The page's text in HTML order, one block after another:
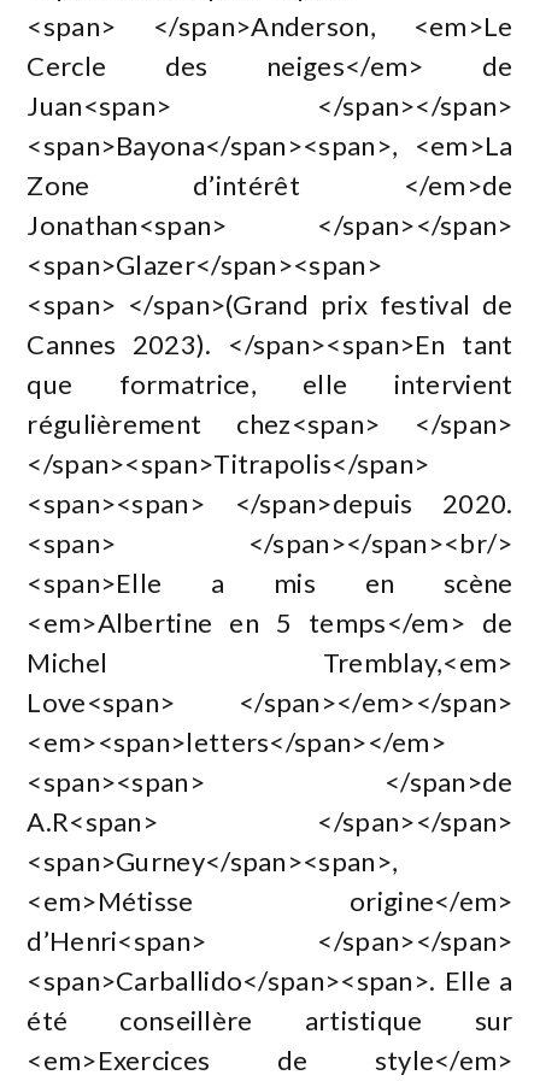
<span> </span>Anderson, <em>Le
Cercle des neiges</em> de
Juan<span> </span></span>
<span>Bayona</span><span>, <em>La
Zone d’intérêt </em>de
Jonathan<span> </span></span>
<span>Glazer</span><span>
<span> </span>(Grand prix festival de
Cannes 2023). </span><span>En tant
que formatrice, elle intervient
régulièrement chez<span> </span>
</span><span>Titrapolis</span>
<span><span> </span>depuis 2020.
<span> </span></span><br/>
<span>Elle a mis en scène
<em>Albertine en 5 temps</em> de
Michel Tremblay,<em>
Love<span> </span></em></span>
<em><span>letters</span></em>
<span><span> </span>de
A.R<span> </span></span>
<span>Gurney</span><span>,
<em>Métisse origine</em>
d’Henri<span> </span></span>
<span>Carballido</span><span>. Elle a
été conseillère artistique sur
<em>Exercices de style</em>